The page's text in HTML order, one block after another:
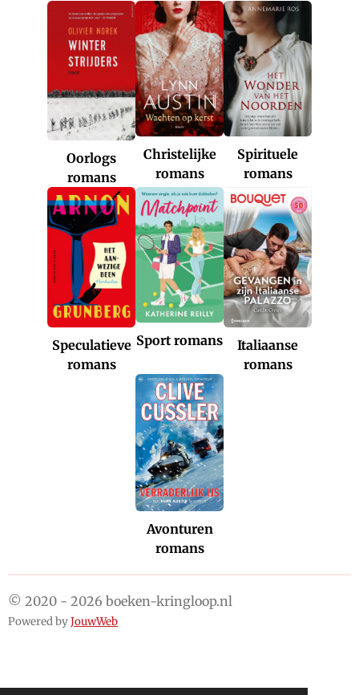
Oorlogs
romans
Christelijke
romans
Spirituele
romans
Speculatieve
romans
Sport romans
Italiaanse
romans
Avonturen
romans
© 2020 - 2026 boeken-kringloop.nl
Powered byJouwWeb